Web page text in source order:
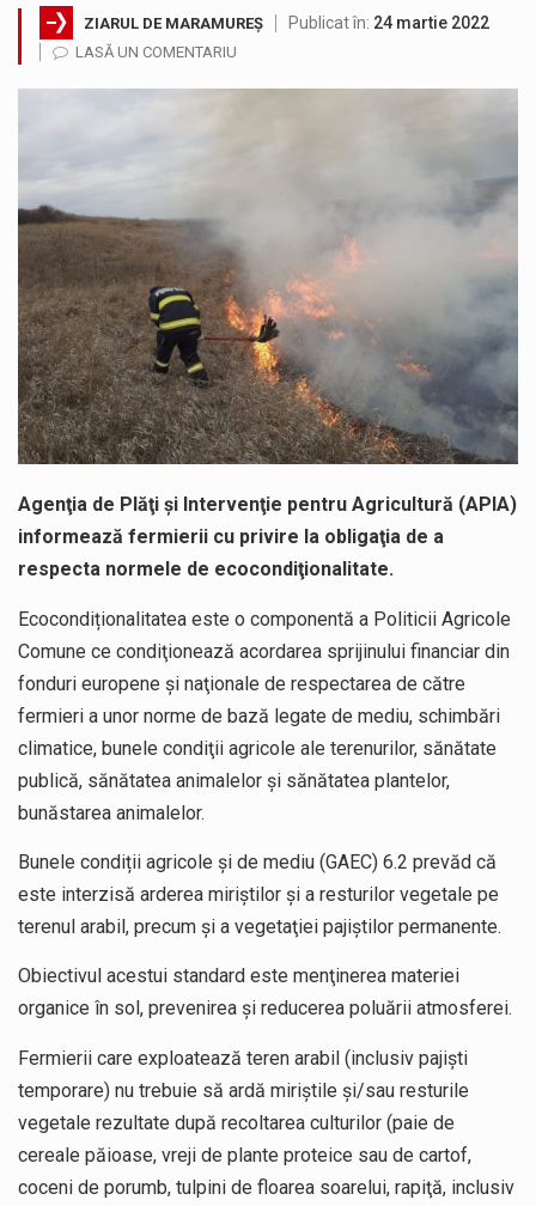
Municipiul Baia Mare, prin Serviciul Public Comunitar Local de Evidență a Persoanelor - Serviciul Evidența Persoanelor, îi informează pe cetățenii…
Tot mai multi băimăreni semnalează prezența cersetorilor de etnie romă pe raza municipiului. Orasul este la propriu impânzit de ei…
ZIARUL DE MARAMUREȘ Publicat în: 24 martie 2022
LASĂ UN COMENTARIU
Agenţia de Plăţi şi Intervenţie pentru Agricultură (APIA)
informează fermierii cu privire la obligaţia de a
respecta normele de ecocondiţionalitate.
Ecocondiționalitatea este o componentă a Politicii Agricole
Comune ce condiţionează acordarea sprijinului financiar din
fonduri europene şi naţionale de respectarea de către
fermieri a unor norme de bază legate de mediu, schimbări
climatice, bunele condiţii agricole ale terenurilor, sănătate
publică, sănătatea animalelor şi sănătatea plantelor,
bunăstarea animalelor.
Bunele condiții agricole și de mediu (GAEC) 6.2 prevăd că
este interzisă arderea miriştilor şi a resturilor vegetale pe
terenul arabil, precum şi a vegetaţiei pajiştilor permanente.
Obiectivul acestui standard este menţinerea materiei
organice în sol, prevenirea şi reducerea poluării atmosferei.
Fermierii care exploatează teren arabil (inclusiv pajişti
temporare) nu trebuie să ardă miriştile şi/sau resturile
vegetale rezultate după recoltarea culturilor (paie de
cereale păioase, vreji de plante proteice sau de cartof,
coceni de porumb, tulpini de floarea soarelui, rapiţă, inclusiv